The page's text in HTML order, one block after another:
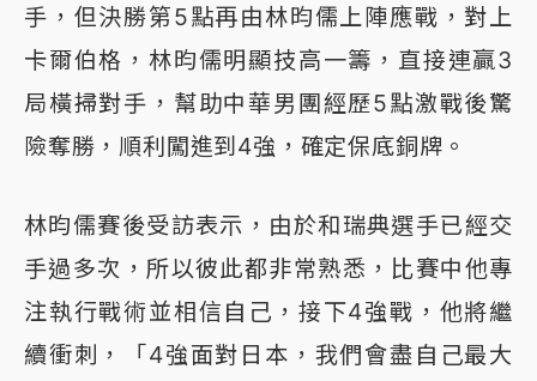
手，但決勝第5點再由林昀儒上陣應戰，對上
卡爾伯格，林昀儒明顯技高一籌，直接連贏3
局橫掃對手，幫助中華男團經歷5點激戰後驚
險奪勝，順利闖進到4強，確定保底銅牌。
林昀儒賽後受訪表示，由於和瑞典選手已經交
手過多次，所以彼此都非常熟悉，比賽中他專
注執行戰術並相信自己，接下4強戰，他將繼
續衝刺，「4強面對日本，我們會盡自己最大